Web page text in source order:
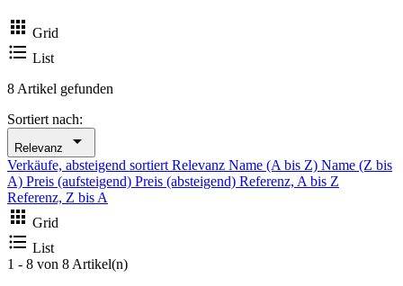
 Grid
 List
8 Artikel gefunden
Sortiert nach:
Relevanz 
Verkäufe, absteigend sortiert Relevanz Name (A bis Z) Name (Z bis
A) Preis (aufsteigend) Preis (absteigend) Referenz, A bis Z
Referenz, Z bis A
 Grid
 List
1 - 8 von 8 Artikel(n)